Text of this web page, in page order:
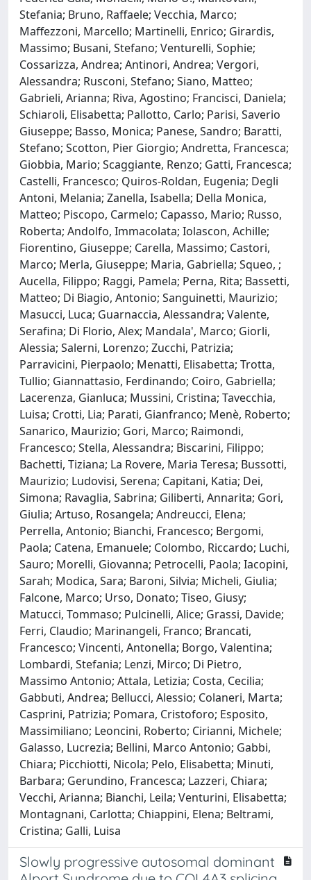
Stefania; Bruno, Raffaele; Vecchia, Marco;
Maffezzoni, Marcello; Martinelli, Enrico; Girardis,
Massimo; Busani, Stefano; Venturelli, Sophie;
Cossarizza, Andrea; Antinori, Andrea; Vergori,
Alessandra; Rusconi, Stefano; Siano, Matteo;
Gabrieli, Arianna; Riva, Agostino; Francisci, Daniela;
Schiaroli, Elisabetta; Pallotto, Carlo; Parisi, Saverio
Giuseppe; Basso, Monica; Panese, Sandro; Baratti,
Stefano; Scotton, Pier Giorgio; Andretta, Francesca;
Giobbia, Mario; Scaggiante, Renzo; Gatti, Francesca;
Castelli, Francesco; Quiros-Roldan, Eugenia; Degli
Antoni, Melania; Zanella, Isabella; Della Monica,
Matteo; Piscopo, Carmelo; Capasso, Mario; Russo,
Roberta; Andolfo, Immacolata; Iolascon, Achille;
Fiorentino, Giuseppe; Carella, Massimo; Castori,
Marco; Merla, Giuseppe; Maria, Gabriella; Squeo, ;
Aucella, Filippo; Raggi, Pamela; Perna, Rita; Bassetti,
Matteo; Di Biagio, Antonio; Sanguinetti, Maurizio;
Masucci, Luca; Guarnaccia, Alessandra; Valente,
Serafina; Di Florio, Alex; Mandala', Marco; Giorli,
Alessia; Salerni, Lorenzo; Zucchi, Patrizia;
Parravicini, Pierpaolo; Menatti, Elisabetta; Trotta,
Tullio; Giannattasio, Ferdinando; Coiro, Gabriella;
Lacerenza, Gianluca; Mussini, Cristina; Tavecchia,
Luisa; Crotti, Lia; Parati, Gianfranco; Menè, Roberto;
Sanarico, Maurizio; Gori, Marco; Raimondi,
Francesco; Stella, Alessandra; Biscarini, Filippo;
Bachetti, Tiziana; La Rovere, Maria Teresa; Bussotti,
Maurizio; Ludovisi, Serena; Capitani, Katia; Dei,
Simona; Ravaglia, Sabrina; Giliberti, Annarita; Gori,
Giulia; Artuso, Rosangela; Andreucci, Elena;
Perrella, Antonio; Bianchi, Francesco; Bergomi,
Paola; Catena, Emanuele; Colombo, Riccardo; Luchi,
Sauro; Morelli, Giovanna; Petrocelli, Paola; Iacopini,
Sarah; Modica, Sara; Baroni, Silvia; Micheli, Giulia;
Falcone, Marco; Urso, Donato; Tiseo, Giusy;
Matucci, Tommaso; Pulcinelli, Alice; Grassi, Davide;
Ferri, Claudio; Marinangeli, Franco; Brancati,
Francesco; Vincenti, Antonella; Borgo, Valentina;
Lombardi, Stefania; Lenzi, Mirco; Di Pietro,
Massimo Antonio; Attala, Letizia; Costa, Cecilia;
Gabbuti, Andrea; Bellucci, Alessio; Colaneri, Marta;
Casprini, Patrizia; Pomara, Cristoforo; Esposito,
Massimiliano; Leoncini, Roberto; Cirianni, Michele;
Galasso, Lucrezia; Bellini, Marco Antonio; Gabbi,
Chiara; Picchiotti, Nicola; Pelo, Elisabetta; Minuti,
Barbara; Gerundino, Francesca; Lazzeri, Chiara;
Vecchi, Arianna; Bianchi, Leila; Venturini, Elisabetta;
Montagnani, Carlotta; Chiappini, Elena; Beltrami,
Cristina; Galli, Luisa
Slowly progressive autosomal dominant